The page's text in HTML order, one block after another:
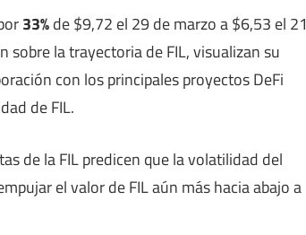
33%de $9,72 el 29 de marzo a $6,53 el 21
sobre la trayectoria de FIL, visualizan su
con los principales proyectos DeFi
de FIL.
de la FIL predicen que la volatilidad del
el valor de FIL aún más hacia abajo a